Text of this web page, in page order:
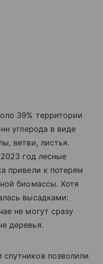
39% территории
углерода в виде
ветви, листья.
год лесные
привели к потерям
биомассы. Хотя
высадками:
не могут сразу
деревья.
позволили